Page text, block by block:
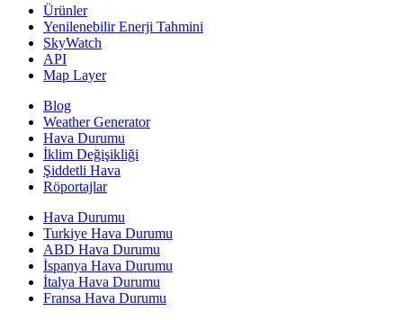
Ürünler
Yenilenebilir Enerji Tahmini
SkyWatch
API
Map Layer
Blog
Weather Generator
Hava Durumu
İklim Değişikliği
Şiddetli Hava
Röportajlar
Hava Durumu
Turkiye Hava Durumu
ABD Hava Durumu
İspanya Hava Durumu
İtalya Hava Durumu
Fransa Hava Durumu